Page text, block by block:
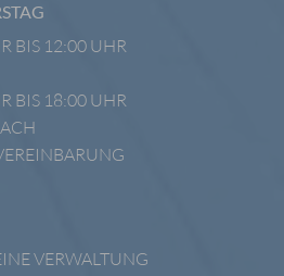
BIS 12:00 UHR
BIS 18:00 UHR
VERWALTUNG